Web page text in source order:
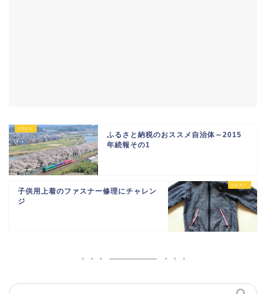
ふるさと納税のおススメ自治体～2015
年続報その1
子供用上着のファスナー修理にチャレン
ジ